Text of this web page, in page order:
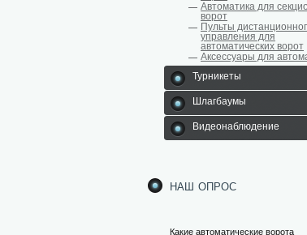
Автоматика для
ворот
Пульты
управления для
автоматических ворот
Аксессуары для
Турникеты
Шлагбаумы
Видеонаблюдение
наш опрос
Какие автоматические ворота